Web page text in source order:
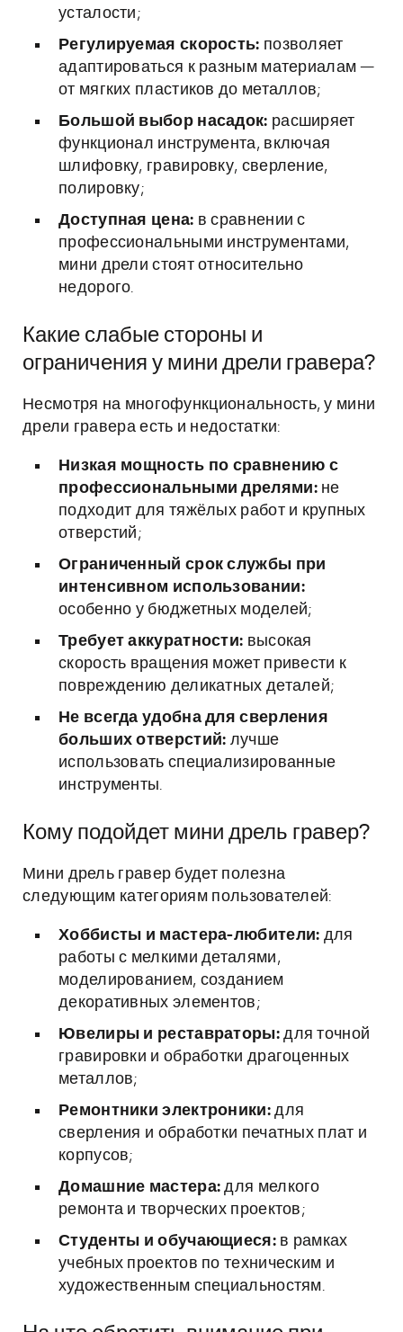
усталости;
Регулируемая скорость: позволяет
адаптироваться к разным материалам —
от мягких пластиков до металлов;
Большой выбор насадок: расширяет
функционал инструмента, включая
шлифовку, гравировку, сверление,
полировку;
Доступная цена: в сравнении с
профессиональными инструментами,
мини дрели стоят относительно
недорого.
Какие слабые стороны и
ограничения у мини дрели гравера?
Несмотря на многофункциональность, у мини
дрели гравера есть и недостатки:
Низкая мощность по сравнению с
профессиональными дрелями:не
подходит для тяжёлых работ и крупных
отверстий;
Ограниченный срок службы при
интенсивном использовании:
особенно у бюджетных моделей;
Требует аккуратности: высокая
скорость вращения может привести к
повреждению деликатных деталей;
Не всегда удобна для сверления
больших отверстий: лучше
использовать специализированные
инструменты.
Кому подойдет мини дрель гравер?
Мини дрель гравер будет полезна
следующим категориям пользователей:
Хоббисты и мастера-любители: для
работы с мелкими деталями,
моделированием, созданием
декоративных элементов;
Ювелиры и реставраторы:для точной
гравировки и обработки драгоценных
металлов;
Ремонтники электроники:для
сверления и обработки печатных плат и
корпусов;
Домашние мастера: для мелкого
ремонта и творческих проектов;
Студенты и обучающиеся:в рамках
учебных проектов по техническим и
художественным специальностям.